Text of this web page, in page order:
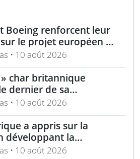
Boeing renforcent leur
le projet européen de
CCA
• 10 août 2026
char britannique
dernier de sa
• 10 août 2026
a appris sur la
développant la
• 10 août 2026